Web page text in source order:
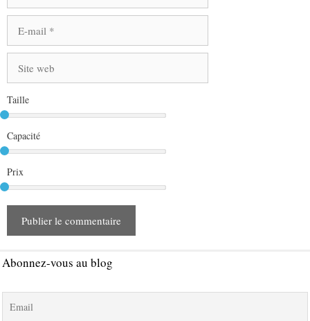
mail
web
Taille
Capacité
Prix
Abonnez-vous au blog